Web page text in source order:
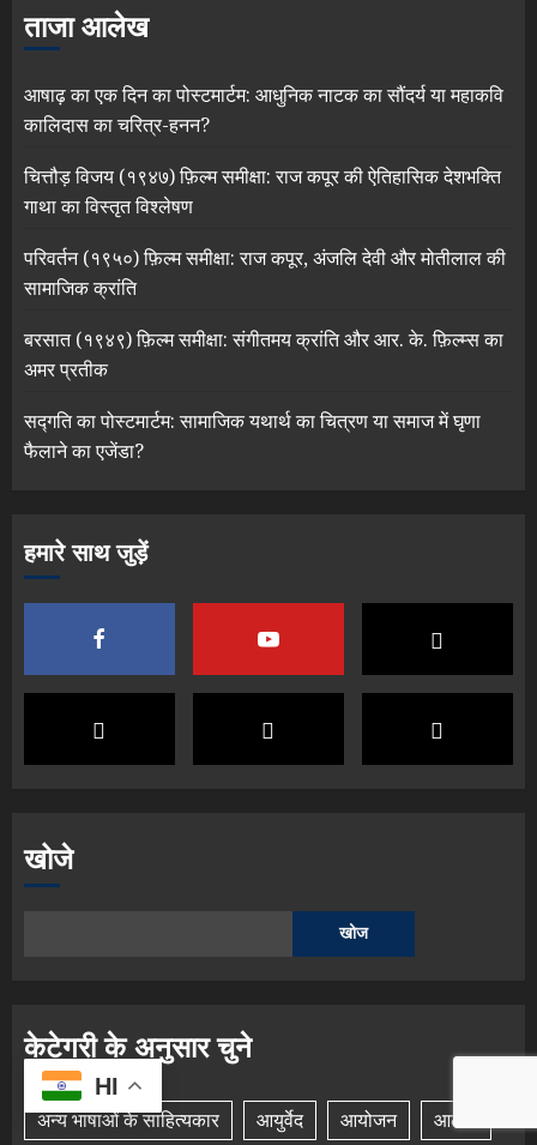
ताजा आलेख
आषाढ़ का एक दिन का पोस्टमार्टम: आधुनिक नाटक का सौंदर्य या महाकवि
कालिदास का चरित्र-हनन?
चित्तौड़ विजय (१९४७) फ़िल्म समीक्षा: राज कपूर की ऐतिहासिक देशभक्ति
गाथा का विस्तृत विश्लेषण
परिवर्तन (१९५०) फ़िल्म समीक्षा: राज कपूर, अंजलि देवी और मोतीलाल की
सामाजिक क्रांति
बरसात (१९४९) फ़िल्म समीक्षा: संगीतमय क्रांति और आर. के. फ़िल्म्स का
अमर प्रतीक
सद्गति का पोस्टमार्टम: सामाजिक यथार्थ का चित्रण या समाज में घृणा
फैलाने का एजेंडा?
हमारे साथ जुड़ें
खोजे
खोज
केटेगरी के अनुसार चुने
अन्य भाषाओं के साहित्यकार आयुर्वेद आयोजन आलेख
HI